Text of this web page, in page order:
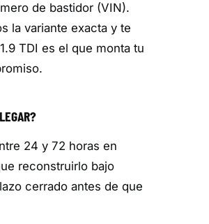
de bastidor (VIN).
la variante exacta y te
TDI es el que monta tu
24 y 72 horas en
reconstruirlo bajo
cerrado antes de que